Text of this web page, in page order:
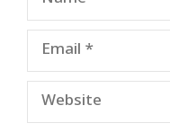
Email
Website